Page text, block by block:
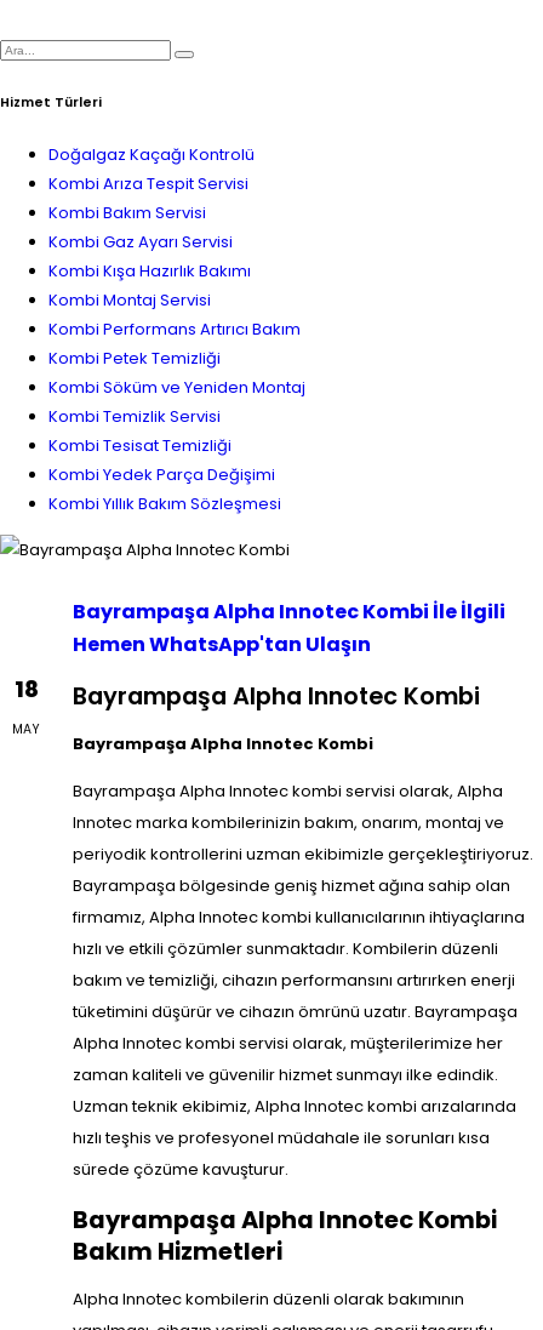
Hizmet Türleri
Doğalgaz Kaçağı Kontrolü
Kombi Arıza Tespit Servisi
Kombi Bakım Servisi
Kombi Gaz Ayarı Servisi
Kombi Kışa Hazırlık Bakımı
Kombi Montaj Servisi
Kombi Performans Artırıcı Bakım
Kombi Petek Temizliği
Kombi Söküm ve Yeniden Montaj
Kombi Temizlik Servisi
Kombi Tesisat Temizliği
Kombi Yedek Parça Değişimi
Kombi Yıllık Bakım Sözleşmesi
Bayrampaşa Alpha Innotec Kombi İle İlgili
Hemen WhatsApp'tan Ulaşın
18
MAY
Bayrampaşa Alpha Innotec Kombi
Bayrampaşa Alpha Innotec Kombi
Bayrampaşa Alpha Innotec kombi servisi olarak, Alpha
Innotec marka kombilerinizin bakım, onarım, montaj ve
periyodik kontrollerini uzman ekibimizle gerçekleştiriyoruz.
Bayrampaşa bölgesinde geniş hizmet ağına sahip olan
firmamız, Alpha Innotec kombi kullanıcılarının ihtiyaçlarına
hızlı ve etkili çözümler sunmaktadır. Kombilerin düzenli
bakım ve temizliği, cihazın performansını artırırken enerji
tüketimini düşürür ve cihazın ömrünü uzatır. Bayrampaşa
Alpha Innotec kombi servisi olarak, müşterilerimize her
zaman kaliteli ve güvenilir hizmet sunmayı ilke edindik.
Uzman teknik ekibimiz, Alpha Innotec kombi arızalarında
hızlı teşhis ve profesyonel müdahale ile sorunları kısa
sürede çözüme kavuşturur.
Bayrampaşa Alpha Innotec Kombi
Bakım Hizmetleri
Alpha Innotec kombilerin düzenli olarak bakımının